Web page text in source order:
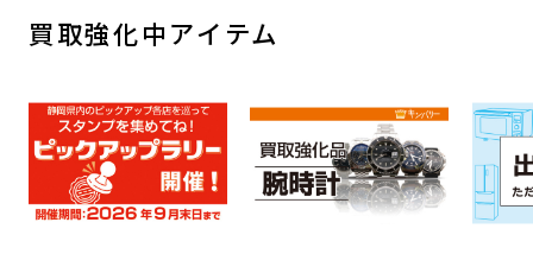
買取強化中アイテム